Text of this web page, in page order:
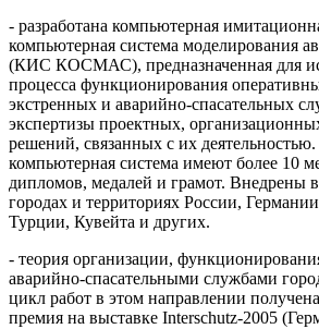
- разработана компьютерная
компьютерная система моделирования
(КИС КОСМАС), предназначенная для
процесса функционирования
экстренных и аварийно-спасательных
экспертизы проектных,
решений, связанных с их
компьютерная система имеют более 10
дипломов, медалей и грамот. Внедрены
городах и территориях России,
Турции, Кувейта и других.
- теория организации,
аварийно-спасательными службами
цикл работ в этом направлении
премия на выставке Interschutz-2005